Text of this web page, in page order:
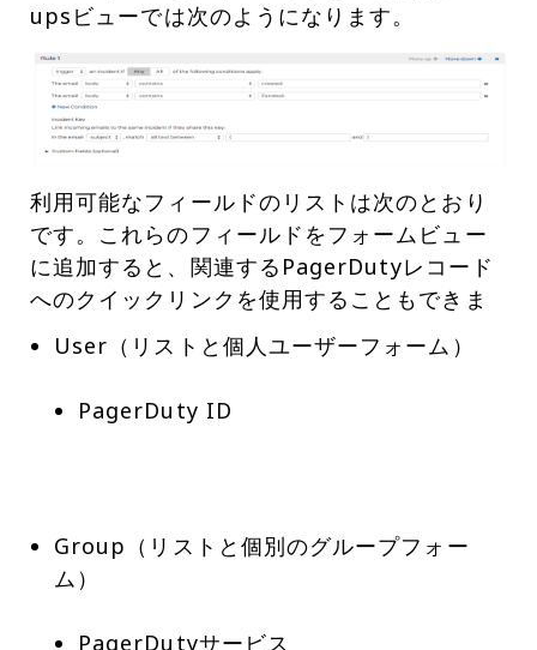
upsビューでは次のようになります。
利用可能なフィールドのリストは次のとおり
です。これらのフィールドをフォームビュー
に追加すると、関連するPagerDutyレコード
へのクイックリンクを使用することもできま
PagerDuty ID
Group（リストと個別のグループフォー
PagerDutyサービス